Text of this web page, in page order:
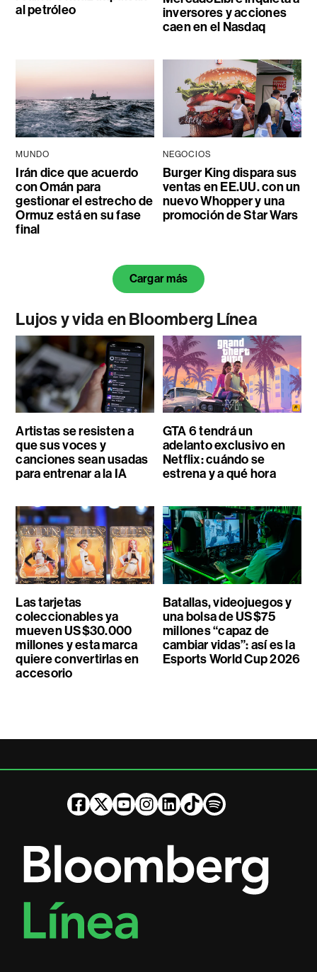
al petróleo
inversores y acciones
caen en el Nasdaq
MUNDO
Irán dice que acuerdo
con Omán para
gestionar el estrecho de
Ormuz está en su fase
final
NEGOCIOS
Burger King dispara sus
ventas en EE.UU. con un
nuevo Whopper y una
promoción de Star Wars
Cargar más
Lujos y vida en Bloomberg Línea
Artistas se resisten a
que sus voces y
canciones sean usadas
para entrenar a la IA
GTA 6 tendrá un
adelanto exclusivo en
Netflix: cuándo se
estrena y a qué hora
Las tarjetas
coleccionables ya
mueven US$30.000
millones y esta marca
quiere convertirlas en
accesorio
Batallas, videojuegos y
una bolsa de US$75
millones “capaz de
cambiar vidas”: así es la
Esports World Cup 2026